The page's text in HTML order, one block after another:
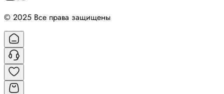
© 2025 Все права защищены